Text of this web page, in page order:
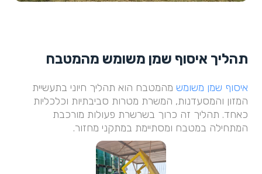
תהליך איסוף שמן משומש מהמטבח
איסוף שמן משומש מהמטבח הוא תהליך חיוני בתעשיית
המזון והמסעדנות, המשרת מטרות סביבתיות וכלכליות
כאחד. תהליך זה כרוך בשרשרת פעולות מורכבת
המתחילה במטבח ומסתיימת במתקני מחזור.